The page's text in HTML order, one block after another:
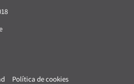
Política de cookies